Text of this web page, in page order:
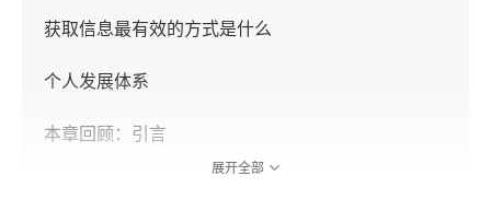
获取信息最有效的方式是什么
个人发展体系
本章回顾：引言
展开全部